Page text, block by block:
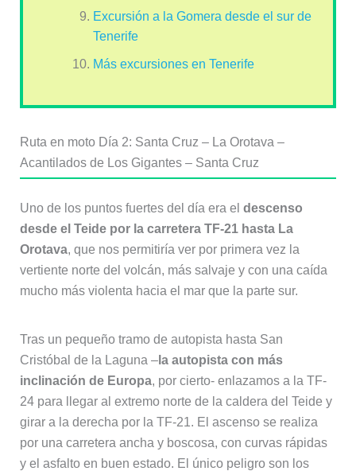
Excursión a la Gomera desde el sur de
Tenerife
Más excursiones en Tenerife
Ruta en moto Día 2: Santa Cruz – La Orotava –
Acantilados de Los Gigantes – Santa Cruz
Uno de los puntos fuertes del día era el descenso
desde el Teide por la carretera TF-21 hasta La
Orotava, que nos permitiría ver por primera vez la
vertiente norte del volcán, más salvaje y con una caída
mucho más violenta hacia el mar que la parte sur.
Tras un pequeño tramo de autopista hasta San
Cristóbal de la Laguna –la autopista con más
inclinación de Europa, por cierto- enlazamos a la TF-
24 para llegar al extremo norte de la caldera del Teide y
girar a la derecha por la TF-21. El ascenso se realiza
por una carretera ancha y boscosa, con curvas rápidas
y el asfalto en buen estado. El único peligro son los